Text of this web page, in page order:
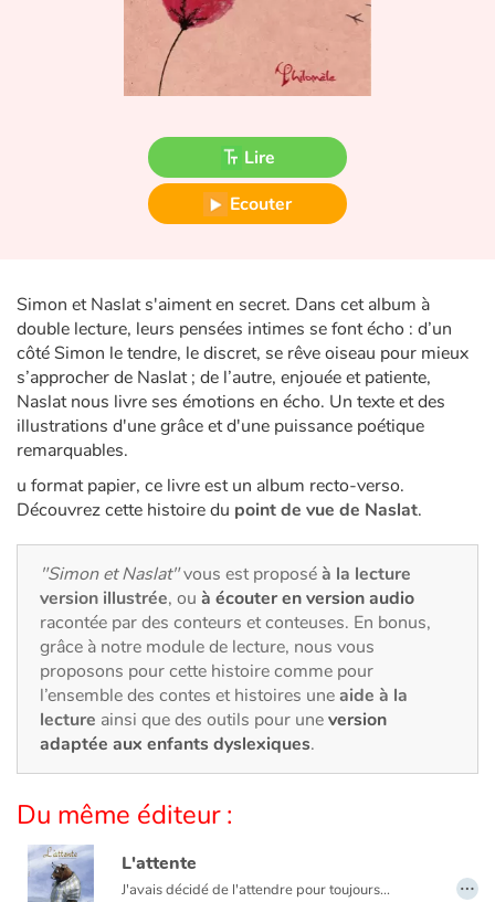
Fable, mythe, littérature et poésie
Princesses et princes, rois, reines et dragons
Écologie, nature, saisons
Voyage, épopée, enquête, aventure
Autour du monde
Apprentissage
Art, espace, activité
Documentaires
En famille
Quotidien et loisirs
À l'école
Fêtes et évènements
Amour et amitié
Sujets de société
Lire
Ecouter
Simon et Naslat s'aiment en secret. Dans cet album à
double lecture, leurs pensées intimes se font écho : d’un
côté Simon le tendre, le discret, se rêve oiseau pour mieux
s’approcher de Naslat ; de l’autre, enjouée et patiente,
Naslat nous livre ses émotions en écho. Un texte et des
illustrations d'une grâce et d'une puissance poétique
remarquables.
u format papier, ce livre est un album recto-verso.
Découvrez cette histoire du point de vue de Naslat.
"Simon et Naslat"vous est proposéà la lecture
version illustrée, ou à écouter en version audio
racontée par des conteurs et conteuses. En bonus,
grâce à notre module de lecture, nous vous
proposons pour cette histoire comme pour
l’ensemble des contes et histoires uneaide à la
lecture ainsi que des outils pour uneversion
adaptée aux enfants dyslexiques.
Du même éditeur :
L'attente
J'avais décidé de l'attendre pour toujours... …